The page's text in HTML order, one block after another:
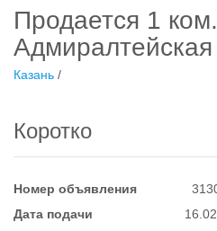
Продается 1
Адмиралтейская
Казань /
Коротко
Номер объявления
Дата подачи